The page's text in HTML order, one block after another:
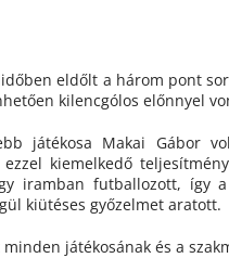
eldőlt a három pont
kilencgólos előnnyel
játékosa Makai Gábor
kiemelkedő
iramban futballozott, így
kiütéses győzelmet aratott.
játékosának és a